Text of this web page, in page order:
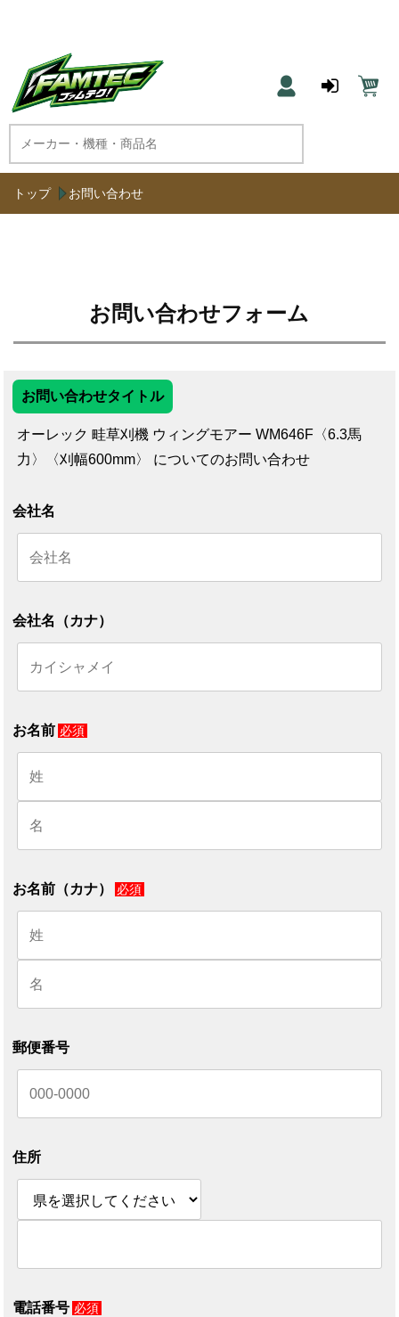
トップ お問い合わせ
お問い合わせフォーム
お問い合わせタイトル
オーレック 畦草刈機 ウィングモアー WM646F〈6.3馬
力〉〈刈幅600mm〉 についてのお問い合わせ
会社名
会社名（カナ）
お名前 必須
お名前（カナ） 必須
郵便番号
住所
電話番号 必須